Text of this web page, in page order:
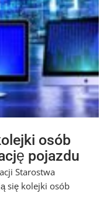
osób
pojazdu
Starostwa
się kolejki osób